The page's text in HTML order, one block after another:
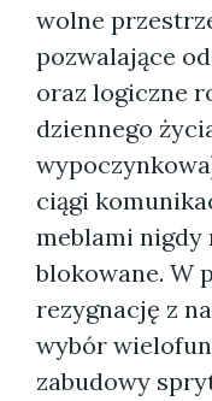
wolne
pozwalające
oraz logiczne
dziennego
ciągi
meblami nigdy
blokowane. W
rezygnację z
wybór
zabudowy